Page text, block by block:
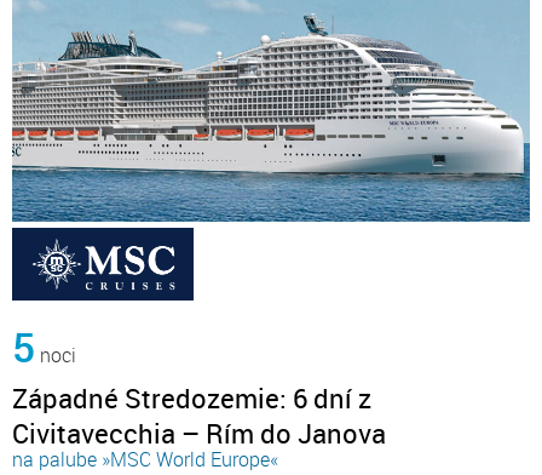
5 noci
Západné Stredozemie: 6 dní z
Civitavecchia – Rím do Janova
na palube »MSC World Europe«